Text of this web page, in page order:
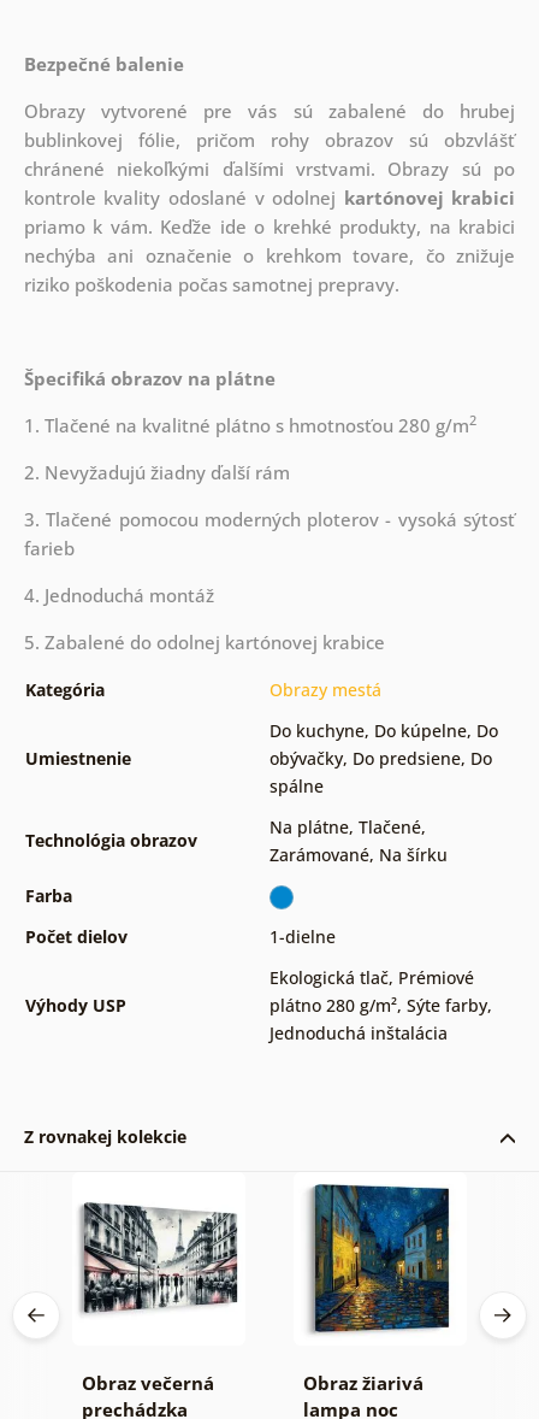
Bezpečné balenie
Obrazy vytvorené pre vás sú zabalené do hrubej
bublinkovej fólie, pričom rohy obrazov sú obzvlášť
chránené niekoľkými ďalšími vrstvami. Obrazy sú po
kontrole kvality odoslané v odolnej kartónovej krabici
priamo k vám. Keďže ide o krehké produkty, na krabici
nechýba ani označenie o krehkom tovare, čo znižuje
riziko poškodenia počas samotnej prepravy.
Špecifiká obrazov na plátne
1. Tlačené na kvalitné plátno s hmotnosťou 280 g/m2
2. Nevyžadujú žiadny ďalší rám
3. Tlačené pomocou moderných ploterov - vysoká sýtosť
farieb
4. Jednoduchá montáž
5. Zabalené do odolnej kartónovej krabice
Kategória Obrazy mestá
Umiestnenie
Do kuchyne, Do kúpelne, Do
obývačky, Do predsiene, Do
spálne
Technológia obrazov
Na plátne, Tlačené,
Zarámované, Na šírku
Farba
Počet dielov
1-dielne
Výhody USP
Ekologická tlač, Prémiové
plátno 280 g/m², Sýte farby,
Jednoduchá inštalácia
Z rovnakej kolekcie
Obraz večerná
prechádzka
Obraz žiarivá
lampa noc